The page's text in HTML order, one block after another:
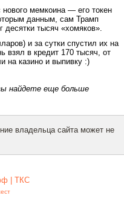
нового мемкоина — его токен
данным, сам Трамп
тысяч «хомяков».
и за сутки спустил их на
взял в кредит 170 тысяч, от
на казино и выпивку :)
найдете еще больше
владельца сайта может не
| ТКС